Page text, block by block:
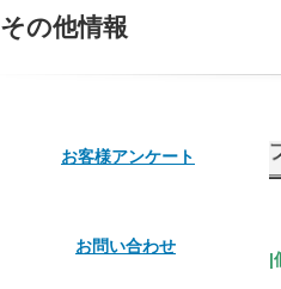
その他情報
お客様アンケート
お問い合わせ
|